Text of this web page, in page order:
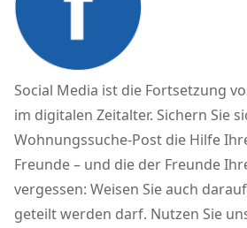
Social Media ist die Fortsetzung
im digitalen Zeitalter. Sichern Sie
Wohnungssuche-Post die Hilfe
Freunde – und die der Freunde
vergessen: Weisen Sie auch
geteilt werden darf. Nutzen Sie